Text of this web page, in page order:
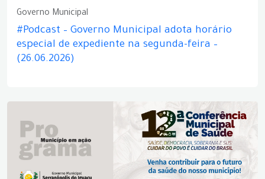
Governo Municipal
#Podcast – Governo Municipal adota horário
especial de expediente na segunda-feira –
(26.06.2026)